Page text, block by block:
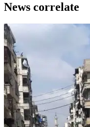
News correlate